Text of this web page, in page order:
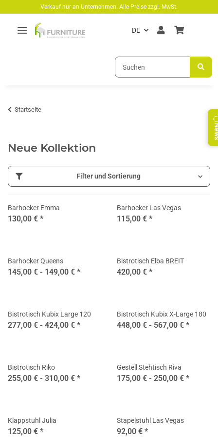
Zum Hauptinhalt springenVerkauf nur an Unternehmen. Alle Preise zzgl. MwSt.
DE
Startseite
Neue Kollektion
Filter und Sortierung
Barhocker Emma
130,00 € *
Barhocker Las Vegas
115,00 € *
Barhocker Queens
145,00 € - 149,00 € *
Bistrotisch Elba BREIT
420,00 € *
Bistrotisch Kubix Large 120
277,00 € - 424,00 € *
Bistrotisch Kubix X-Large 180
448,00 € - 567,00 € *
Bistrotisch Riko
255,00 € - 310,00 € *
Gestell Stehtisch Riva
175,00 € - 250,00 € *
Klappstuhl Julia
125,00 € *
Stapelstuhl Las Vegas
92,00 € *